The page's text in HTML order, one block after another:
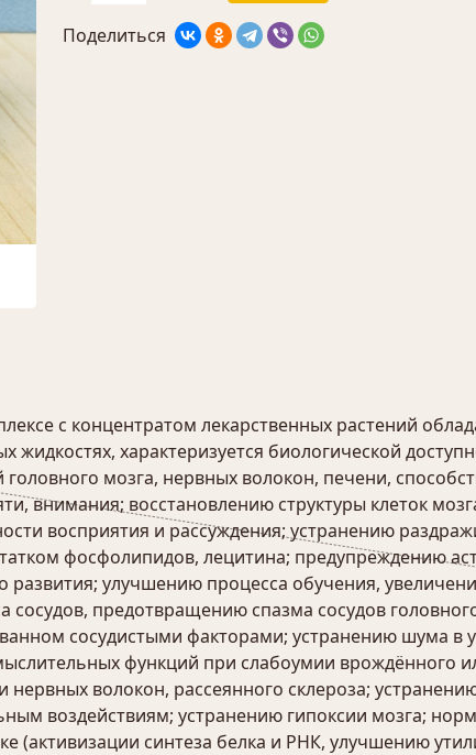
Поделиться
с концентратом лекарственных растений
характеризуется биологической
мозга, нервных волокон, печени,
внимания; восстановлению структуры клеток
восприятия и рассуждения; устранению
фосфолипидов, лецитина; предупреждению
развития; улучшению процесса обучения,
предотвращению спазма сосудов
сосудистыми факторами; устранению шума в
функций при слабоумии врождённого
волокон, рассеянного склероза;
воздействиям; устранению гипоксии мозга;
(активизации синтеза белка и РНК, улучшению